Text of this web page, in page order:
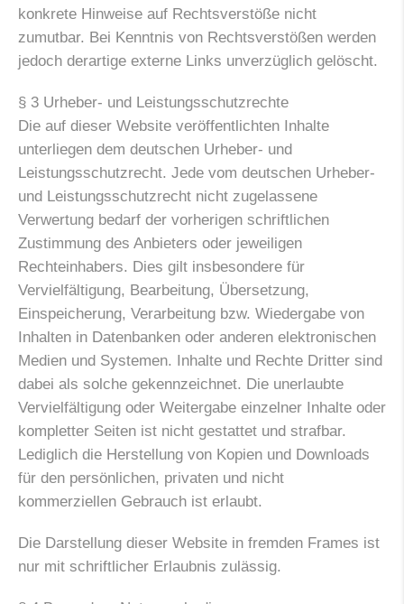
konkrete Hinweise auf Rechtsverstöße nicht
zumutbar. Bei Kenntnis von Rechtsverstößen werden
jedoch derartige externe Links unverzüglich gelöscht.
§ 3 Urheber- und Leistungsschutzrechte
Die auf dieser Website veröffentlichten Inhalte
unterliegen dem deutschen Urheber- und
Leistungsschutzrecht. Jede vom deutschen Urheber-
und Leistungsschutzrecht nicht zugelassene
Verwertung bedarf der vorherigen schriftlichen
Zustimmung des Anbieters oder jeweiligen
Rechteinhabers. Dies gilt insbesondere für
Vervielfältigung, Bearbeitung, Übersetzung,
Einspeicherung, Verarbeitung bzw. Wiedergabe von
Inhalten in Datenbanken oder anderen elektronischen
Medien und Systemen. Inhalte und Rechte Dritter sind
dabei als solche gekennzeichnet. Die unerlaubte
Vervielfältigung oder Weitergabe einzelner Inhalte oder
kompletter Seiten ist nicht gestattet und strafbar.
Lediglich die Herstellung von Kopien und Downloads
für den persönlichen, privaten und nicht
kommerziellen Gebrauch ist erlaubt.
Die Darstellung dieser Website in fremden Frames ist
nur mit schriftlicher Erlaubnis zulässig.